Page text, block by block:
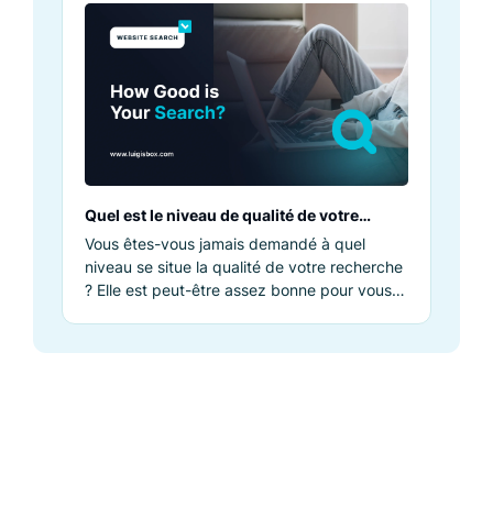
Quel est le niveau de qualité de votre
recherche ?
Vous êtes-vous jamais demandé à quel
niveau se situe la qualité de votre recherche
? Elle est peut-être assez bonne pour vous,